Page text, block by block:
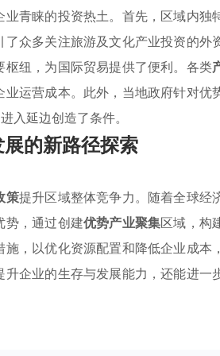
青睐的投资热土。首先，区域内独
众多关注旅游及文化产业投资的外
纽，为国际贸易提供了便利。各类
运营成本。此外，当地政府针对优
入延边创造了条件。
的新路径探索
策提升区域整体竞争力。随着全球经
势，通过创建优势产业聚集区域，构
施，以优化资源配置和降低企业成本，
企业的生存与发展能力，还能进一